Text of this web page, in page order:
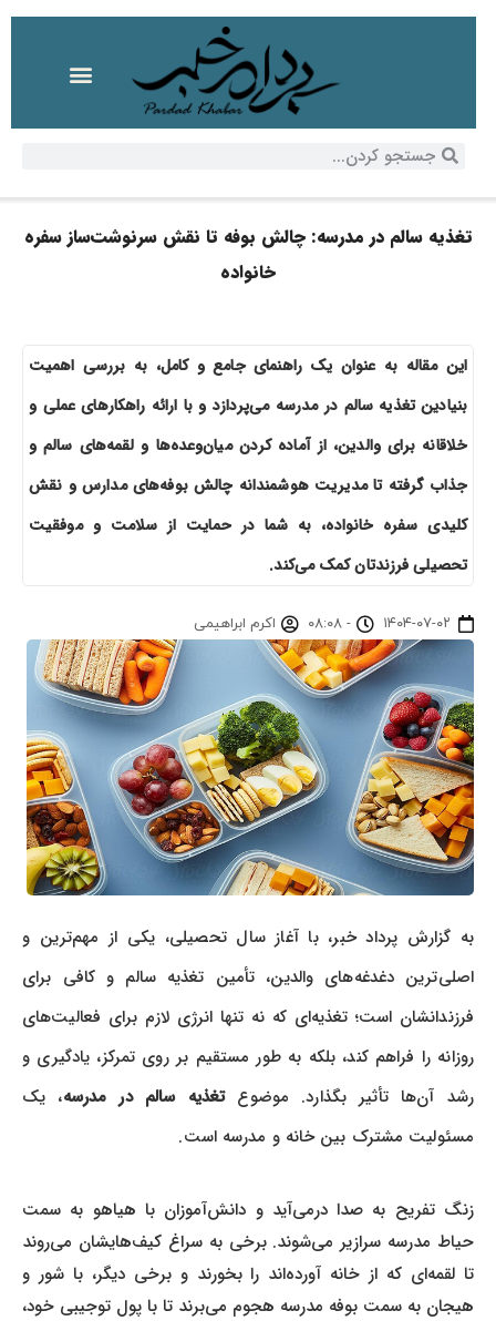
تغذیه سالم در مدرسه: چالش بوفه تا نقش سرنوشت‌ساز سفره
خانواده
این مقاله به عنوان یک راهنمای جامع و کامل، به بررسی اهمیت
بنیادین تغذیه سالم در مدرسه می‌پردازد و با ارائه راهکارهای عملی و
خلاقانه برای والدین، از آماده کردن میان‌وعده‌ها و لقمه‌های سالم و
جذاب گرفته تا مدیریت هوشمندانه چالش بوفه‌های مدارس و نقش
کلیدی سفره خانواده، به شما در حمایت از سلامت و موفقیت
تحصیلی فرزندتان کمک می‌کند.
۱۴۰۴-۰۷-۰۲ - ۰۸:۰۸ اکرم ابراهیمی
به گزارش پرداد خبر، با آغاز سال تحصیلی، یکی از مهم‌ترین و
اصلی‌ترین دغدغه‌های والدین، تأمین تغذیه سالم و کافی برای
فرزندانشان است؛ تغذیه‌ای که نه تنها انرژی لازم برای فعالیت‌های
روزانه را فراهم کند، بلکه به طور مستقیم بر روی تمرکز، یادگیری و
رشد آن‌ها تأثیر بگذارد. موضوعتغذیه سالم در مدرسه، یک
مسئولیت مشترک بین خانه و مدرسه است.
زنگ تفریح به صدا درمی‌آید و دانش‌آموزان با هیاهو به سمت
حیاط مدرسه سرازیر می‌شوند. برخی به سراغ کیف‌هایشان می‌روند
تا لقمه‌ای که از خانه آورده‌اند را بخورند و برخی دیگر، با شور و
هیجان به سمت بوفه مدرسه هجوم می‌برند تا با پول توجیبی خود،